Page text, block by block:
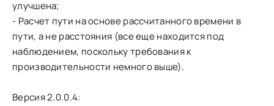
улучшена;
- Расчет пути на основе рассчитанного времени в
пути, а не расстояния (все еще находится под
наблюдением, поскольку требования к
производительности немного выше).
Версия 2.0.0.4: